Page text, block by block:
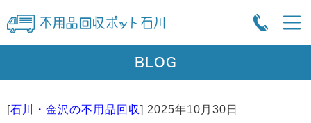
BLOG
[石川・金沢の不用品回収] 2025年10月30日